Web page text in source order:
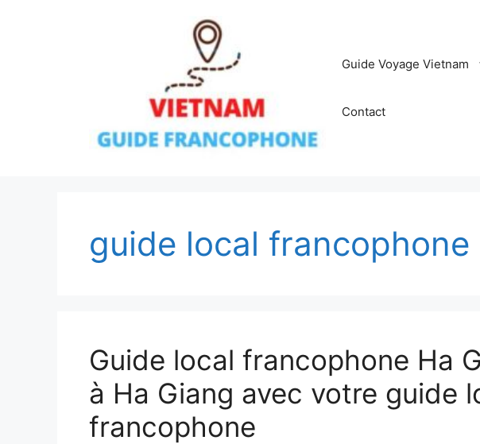
Guide Voyage Vietnam
Contact
guide local francophone
Guide local francophone Ha
à Ha Giang avec votre guide
francophone